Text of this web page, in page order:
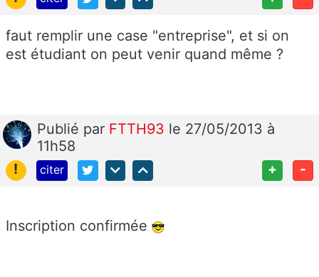
faut remplir une case "entreprise", et si on
est étudiant on peut venir quand même ?
Publié par FTTH93 le 27/05/2013 à
11h58
!
citer + -
Inscription confirmée